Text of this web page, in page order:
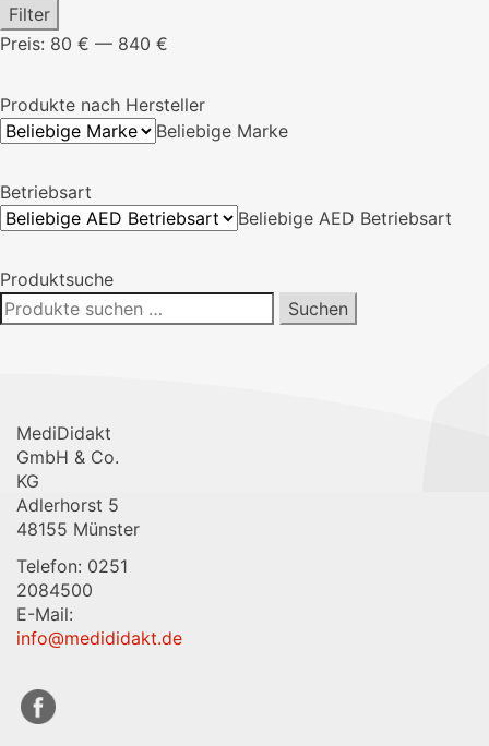
Min.
Preis
Max.
Preis
Filter
Preis: 80 € — 840 €
Produkte nach Hersteller
Beliebige Marke
Betriebsart
Beliebige AED Betriebsart
Produktsuche
Suchen
nach:
Suchen
MediDidakt
GmbH & Co.
KG
Adlerhorst 5
48155 Münster
Telefon: 0251
2084500
E-Mail:
info@medididakt.de